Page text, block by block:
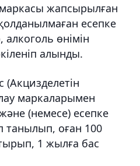
маркасы жапсырылған
есепке
өнімін
алынды.
маркаларымен
(немесе) есепке
танылып, оған 100
1 жылға бас